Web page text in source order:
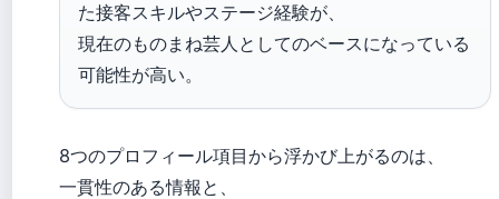
た接客スキルやステージ経験が、
現在のものまね芸人としてのベースになっている
可能性が高い。
8つのプロフィール項目から浮かび上がるのは、
一貫性のある情報と、